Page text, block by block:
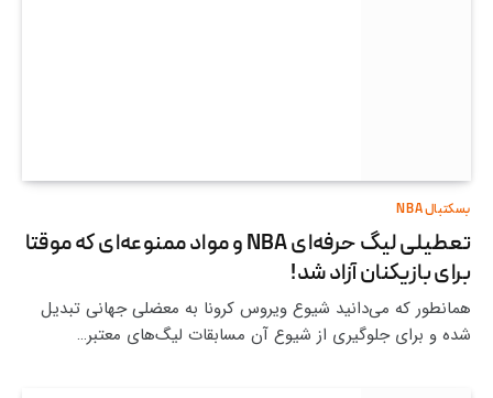
بسکتبال NBA
تعطیلی لیگ حرفه‌ای NBA و مواد ممنوعه‌ای که موقتا
برای بازیکنان آزاد شد!
همانطور که می‌دانید شیوع ویروس کرونا به معضلی جهانی تبدیل
شده و برای جلوگیری از شیوع آن مسابقات لیگ‌های معتبر…